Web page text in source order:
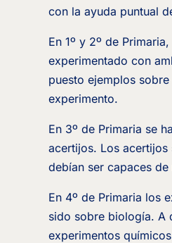
con la ayuda puntual
En 1º y 2º de
experimentado con
puesto ejemplos
experimento.
En 3º de Primaria se
acertijos. Los acertijos
debían ser capaces
En 4º de Primaria los
sido sobre biología. A
experimentos